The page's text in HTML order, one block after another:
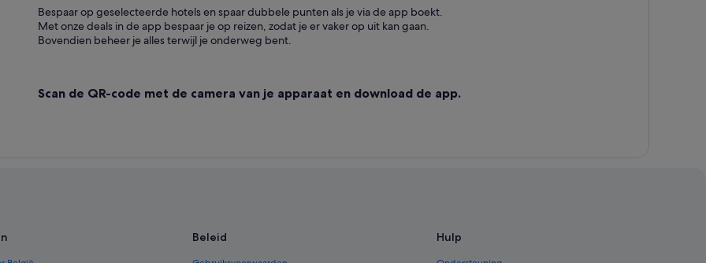
Bespaar op geselecteerde hotels en spaar dubbele punten als je via de app boekt.
Met onze deals in de app bespaar je op reizen, zodat je er vaker op uit kan gaan.
Bovendien beheer je alles terwijl je onderweg bent.
Scan de QR-code met de camera van je apparaat en download de app.
Beleid Hulp